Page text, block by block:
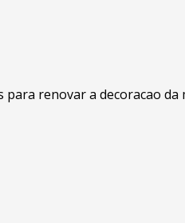
renovar a decoracao